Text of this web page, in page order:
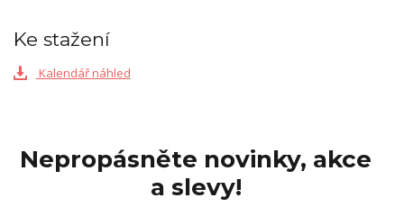
Ke stažení
Kalendář náhled
Nepropásněte novinky, akce
a slevy!